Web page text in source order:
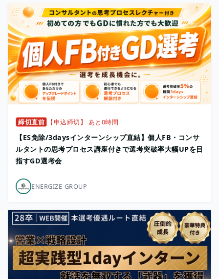
締切直前 【申込締切】 あと0時間
【ES免除/3daysインターンシップ直結】個人FB・コンサ
ルタントの思考プロセス講座付きで選考突破率大幅UPを目
指すGD選考会
ENERGIZE-GROUP